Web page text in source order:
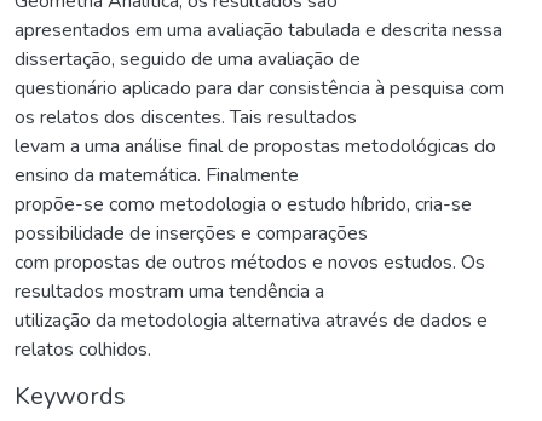
apresentados em uma avaliação tabulada e descrita nessa
dissertação, seguido de uma avaliação de
questionário aplicado para dar consistência à pesquisa com
os relatos dos discentes. Tais resultados
levam a uma análise final de propostas metodológicas do
ensino da matemática. Finalmente
propõe-se como metodologia o estudo híbrido, cria-se
possibilidade de inserções e comparações
com propostas de outros métodos e novos estudos. Os
resultados mostram uma tendência a
utilização da metodologia alternativa através de dados e
relatos colhidos.
Keywords